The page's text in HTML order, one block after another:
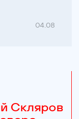
04.08
Скляров